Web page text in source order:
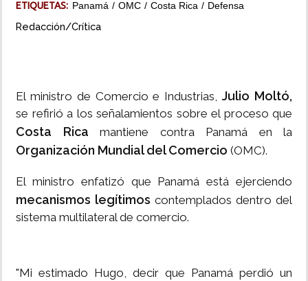
ETIQUETAS: Panamá OMC Costa Rica Defensa
Redacción/Crítica
El ministro de Comercio e Industrias,Julio Moltó,
se refirió a los señalamientos sobre el proceso que
Costa Rica mantiene contra Panamá en la
Organización Mundial del Comercio (OMC).
El ministro enfatizó que Panamá está ejerciendo
mecanismos legítimos contemplados dentro del
sistema multilateral de comercio.
"Mi estimado Hugo, decir que Panamá perdió un